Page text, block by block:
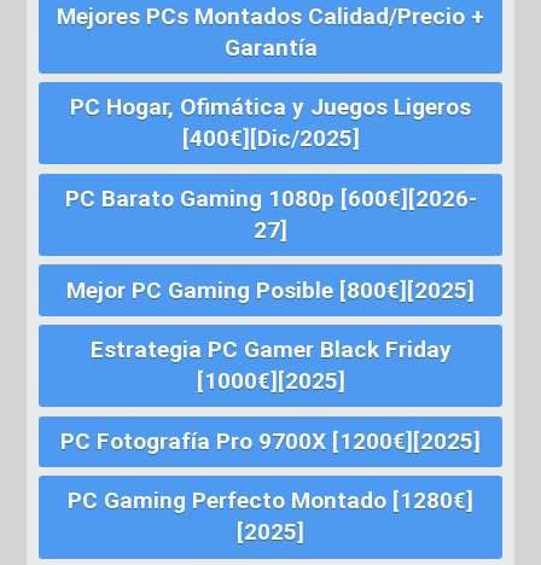
Mejores PCs Montados Calidad/Precio +
Garantía
PC Hogar, Ofimática y Juegos Ligeros
[400€][Dic/2025]
PC Barato Gaming 1080p [600€][2026-
27]
Mejor PC Gaming Posible [800€][2025]
Estrategia PC Gamer Black Friday
[1000€][2025]
PC Fotografía Pro 9700X [1200€][2025]
PC Gaming Perfecto Montado [1280€]
[2025]